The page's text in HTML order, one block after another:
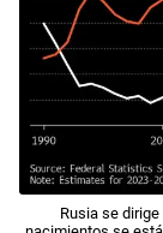
Rusia se